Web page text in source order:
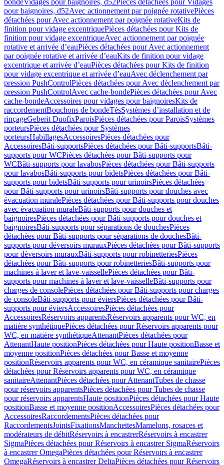
bondeVidages pour baignoires, d52Pièces détachées pour Vidages
pour baignoires, d52Avec actionnement par poignée rotativePièces
détachées pour Avec actionnement par poignée rotativeKits de
finition pour vidage excentriquePièces détachées pour Kits de
finition pour vidage excentriqueAvec actionnement par poignée
rotative et arrivée d’eauPièces détachées pour Avec actionnement
par poignée rotative et arrivée d’eauKits de finition pour vidage
excentrique et arrivée d’eauPièces détachées pour Kits de finition
pour vidage excentrique et arrivée d’eauAvec déclenchement par
pression PushControlPièces détachées pour Avec déclenchement par
pression PushControlAvec cache-bondePièces détachées pour Avec
cache-bondeAccessoires pour vidages pour baignoiresKits de
raccordementBouchons de bondeTésSystèmes d’installation et de
rinçageGeberit DuofixParoisPièces détachées pour ParoisSystèmes
porteursPièces détachées pour Systèmes
porteursHabillagesAccessoiresPièces détachées pour
AccessoiresBâti-supportsPièces détachées pour Bâti-supportsBâti-
supports pour WCPièces détachées pour Bâti-supports pour
WCBâti-supports pour lavabosPièces détachées pour Bâti-supports
pour lavabosBâti-supports pour bidetsPièces détachées pour Bâti-
supports pour bidetsBâti-supports pour urinoirsPièces détachées
pour Bâti-supports pour urinoirsBâti-supports pour douches avec
évacuation muralePièces détachées pour Bâti-supports pour douches
avec évacuation muraleBâti-supports pour douches et
baignoiresPièces détachées pour Bâti-supports pour douches et
baignoiresBâti-supports pour séparations de douchesPièces
détachées pour Bâti-supports pour séparations de douchesBâti-
supports pour déversoirs murauxPièces détachées pour Bâti-supports
pour déversoirs murauxBâti-supports pour robinetteriesPièces
détachées pour Bâti-supports pour robinetteriesBâti-supports pour
machines à laver et lave-vaissellePièces détachées pour Bâti-
supports pour machines à laver et lave-vaisselleBâti-supports pour
charges de consolePièces détachées pour Bâti-supports pour charges
de consoleBâti-supports pour éviersPièces détachées pour Bâti-
supports pour éviersAccessoiresPièces détachées pour
AccessoiresRéservoirs apparentsRéservoirs apparents pour WC, en
matière synthétiquePièces détachées pour Réservoirs apparents pour
WC, en matière synthétiqueAttenantPièces détachées pour
AttenantHaute positionPièces détachées pour Haute positionBasse et
moyenne positionPièces détachées pour Basse et moyenne
positionRéservoirs apparents pour WC, en céramique sanitairePièces
détachées pour Réservoirs apparents pour WC, en céramique
sanitaireAttenantPièces détachées pour AttenantTubes de chasse
pour réservoirs apparentsPièces détachées pour Tubes de chasse
pour réservoirs apparentsHaute positionPièces détachées pour Haute
positionBasse et moyenne positionAccessoiresPièces détachées pour
AccessoiresRaccordementsPièces détachées pour
RaccordementsJointsFixationsManchettesMamelons, rosaces et
modérateurs de débitRéservoirs à encastrerRéservoirs à encastrer
SigmaPièces détachées pour Réservoirs à encastrer SigmaRéservoirs
à encastrer OmegaPièces détachées pour Réservoirs à encastrer
OmegaRéservoirs à encastrer DeltaPièces détachées pour Réservoirs